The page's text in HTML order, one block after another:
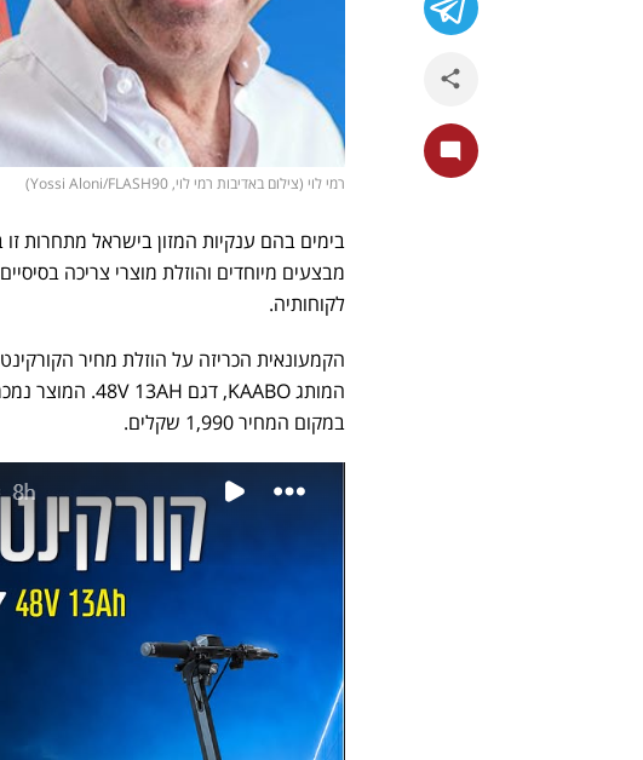
רמי לוי (צילום באדיבות רמי לוי, Yossi Aloni/FLASH90)
בימים בהם ענקיות המזון בישראל מתחרות
מבצעים מיוחדים והוזלת מוצרי צריכה
לקוחותיה.
הקמעונאית הכריזה על הוזלת מחיר
במקום המחיר 1,990 שקלים.